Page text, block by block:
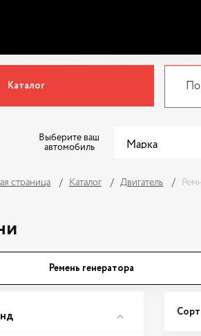
Каталог
Выберите ваш
автомобиль
страница Каталог Двигатель
Ремень генератора